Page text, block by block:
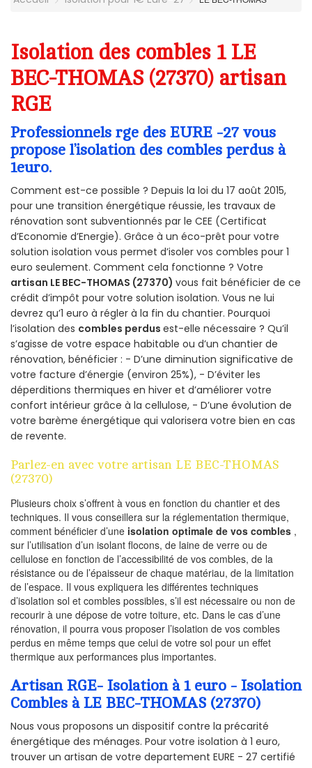
Isolation des combles 1 LE
BEC-THOMAS (27370) artisan
RGE
Professionnels rge des EURE -27 vous
propose l’isolation des combles perdus à
1euro.
Comment est-ce possible ? Depuis la loi du 17 août 2015,
pour une transition énergétique réussie, les travaux de
rénovation sont subventionnés par le CEE (Certificat
d’Economie d’Energie). Grâce à un éco-prêt pour votre
solution isolation vous permet d’isoler vos combles pour 1
euro seulement. Comment cela fonctionne ? Votre
artisan LE BEC-THOMAS (27370) vous fait bénéficier de ce
crédit d’impôt pour votre solution isolation. Vous ne lui
devrez qu’1 euro à régler à la fin du chantier. Pourquoi
l’isolation des combles perdus est-elle nécessaire ? Qu’il
s’agisse de votre espace habitable ou d’un chantier de
rénovation, bénéficier : - D’une diminution significative de
votre facture d’énergie (environ 25%), - D’éviter les
déperditions thermiques en hiver et d’améliorer votre
confort intérieur grâce à la cellulose, - D’une évolution de
votre barème énergétique qui valorisera votre bien en cas
de revente.
Parlez-en avec votre artisan LE BEC-THOMAS
(27370)
Plusieurs choix s’offrent à vous en fonction du chantier et des
techniques. Il vous conseillera sur la réglementation thermique,
comment bénéficier d’une isolation optimale de vos combles ,
sur l’utilisation d’un isolant flocons, de laine de verre ou de
cellulose en fonction de l’accessibilité de vos combles, de la
résistance ou de l’épaisseur de chaque matériau, de la limitation
de l’espace. Il vous expliquera les différentes techniques
d’isolation sol et combles possibles, s’il est nécessaire ou non de
recourir à une dépose de votre toiture, etc. Dans le cas d’une
rénovation, il pourra vous proposer l’isolation de vos combles
perdus en même temps que celui de votre sol pour un effet
thermique aux performances plus importantes.
Artisan RGE- Isolation à 1 euro - Isolation
Combles à LE BEC-THOMAS (27370)
Nous vous proposons un dispositif contre la précarité
énergétique des ménages. Pour votre isolation à 1 euro,
trouver un artisan de votre departement EURE - 27 certifié